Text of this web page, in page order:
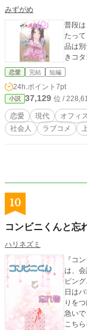
みずがめ
普段
たって
品は
きコ
恋愛 完結 短編
24h.ポイント 7pt
小説 37,129 位 /
恋愛 現代 オフィ
社会人
ラブコメ
10
コンビニくんと忘
ハリネズミ
『コ
は、
ピン
日は
りを
急い
こちらを見てい